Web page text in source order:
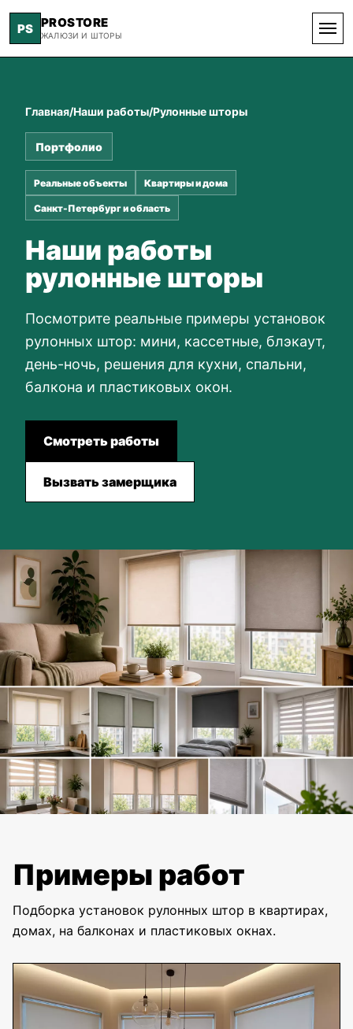
PS PROSTORE
ЖАЛЮЗИ И ШТОРЫ
Главная/Наши работы/Рулонные шторы
Портфолио
Реальные объекты Квартиры и дома
Санкт-Петербург и область
Наши работы
рулонные шторы
Посмотрите реальные примеры установок
рулонных штор: мини, кассетные, блэкаут,
день-ночь, решения для кухни, спальни,
балкона и пластиковых окон.
Смотреть работы
Вызвать замерщика
Примеры работ
Подборка установок рулонных штор в квартирах,
домах, на балконах и пластиковых окнах.